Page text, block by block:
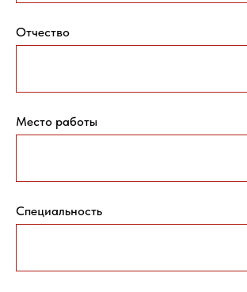
Отчество
Место работы
Специальность